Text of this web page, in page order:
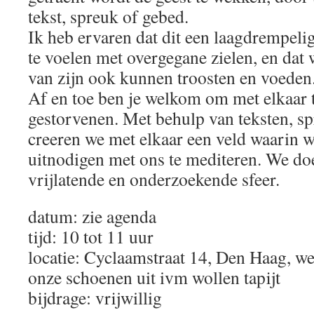
tekst, spreuk of gebed.
Ik heb ervaren dat dit een
te voelen met overgegane zielen, en dat
van zijn ook kunnen troosten en
Af en toe ben je welkom om met elkaar
gestorvenen. Met behulp van teksten,
creeren we met elkaar een veld waarin
uitnodigen met ons te mediteren. We
vrijlatende en onderzoekende sfeer.
datum: zie agenda
tijd: 10 tot 11 uur
locatie: Cyclaamstraat 14, Den Haag,
onze schoenen uit ivm wollen tapijt
bijdrage: vrijwillig